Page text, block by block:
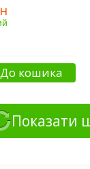
До кошика
Показати